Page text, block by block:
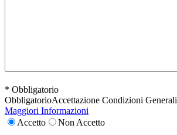
* Obbligatorio
ObbligatorioAccettazione Condizioni Generali
Maggiori Informazioni
Accetto
Non Accetto